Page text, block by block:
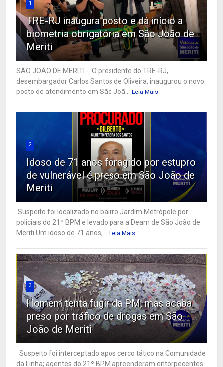
1
TRE-RJ inaugura posto e dá início a
biometria obrigatória em São João de
Meriti
SÃO JOÃO DE MERITI - O presidente do TRE-RJ,
desembargador Carlos Santos de Oliveira, inaugurou o novo
posto de atendimento em São Joã... Leia Mais
2
Idoso de 71 anos foragido por estupro
de vulnerável é preso em São João de
Meriti
Suspeito foi localizado no bairro Jardim Metrópole por
policiais do 21º BPM e levado para a Deam de São João de
Meriti Um idoso de 71 anos,... Leia Mais
3
Homem tenta fugir da PM, mas acaba
preso por tráfico de drogas em São
João de Meriti
Suspeito foi interceptado após cerco tático na Comunidade
da Linha; agentes do 21º BPM apreenderam entorpecentes